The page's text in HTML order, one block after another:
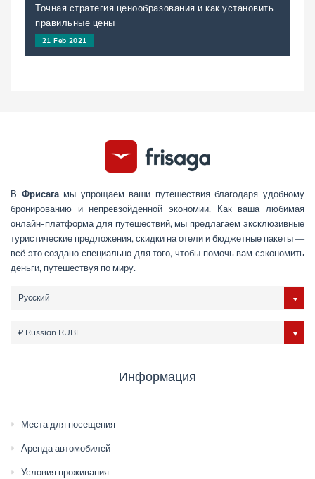
Точная стратегия ценообразования и как установить
правильные цены
21 Feb 2021
В Фрисагамы упрощаем ваши путешествия благодаря удобному
бронированию и непревзойденной экономии. Как ваша любимая
онлайн-платформа для путешествий, мы предлагаем эксклюзивные
туристические предложения, скидки на отели и бюджетные пакеты —
всё это создано специально для того, чтобы помочь вам сэкономить
деньги, путешествуя по миру.
Русский
₽ Russian RUBL
Информация
Места для посещения
Аренда автомобилей
Условия проживания